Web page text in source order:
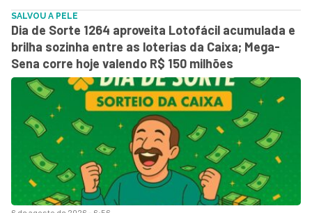
SALVOU A PELE
Dia de Sorte 1264 aproveita Lotofácil acumulada e
brilha sozinha entre as loterias da Caixa; Mega-
Sena corre hoje valendo R$ 150 milhões